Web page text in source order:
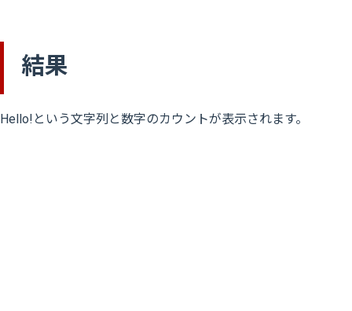
結果
Hello!という文字列と数字のカウントが表示されます。